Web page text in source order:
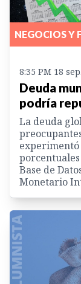
NEGOCIOS Y
8:35 PM 18
Deuda
podría
La deuda
experimentó
Base de
Monetario